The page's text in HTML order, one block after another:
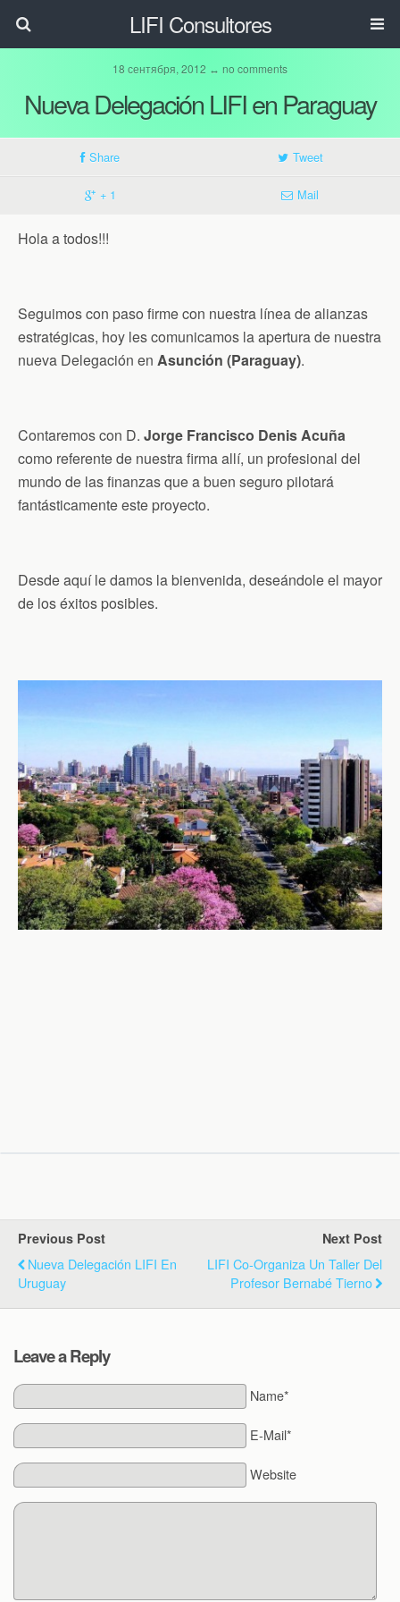
LIFI Consultores
18 сентября, 2012 ↔ no comments
Nueva Delegación LIFI en Paraguay
Share Tweet
+ 1 Mail
Hola a todos!!!
Seguimos con paso firme con nuestra línea de alianzas
estratégicas, hoy les comunicamos la apertura de nuestra
nueva Delegación en Asunción (Paraguay).
Contaremos con D. Jorge Francisco Denis Acuña
como referente de nuestra firma allí, un profesional del
mundo de las finanzas que a buen seguro pilotará
fantásticamente este proyecto.
Desde aquí le damos la bienvenida, deseándole el mayor
de los éxitos posibles.
Previous Post
Nueva Delegación LIFI En
Uruguay
Next Post
LIFI Co-Organiza Un Taller Del
Profesor Bernabé Tierno
Leave a Reply
Name*
E-Mail*
Website